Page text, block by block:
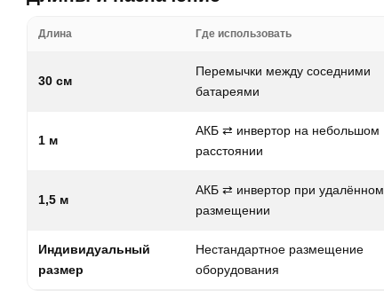
Длина Где использовать
30 см
Перемычки между соседними
батареями
1 м
АКБ ⇄ инвертор на небольшом
расстоянии
1,5 м
АКБ ⇄ инвертор при удалённом
размещении
Индивидуальный
размер
Нестандартное размещение
оборудования